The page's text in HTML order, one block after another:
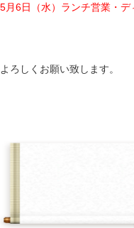
5月6日（水）ランチ営業・デ
よろしくお願い致します。